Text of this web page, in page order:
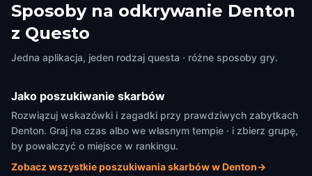
Sposoby na odkrywanie Denton
z Questo
Jedna aplikacja, jeden rodzaj questa · różne sposoby gry.
Jako poszukiwanie skarbów
Rozwiązuj wskazówki i zagadki przy prawdziwych zabytkach
Denton. Graj na czas albo we własnym tempie · i zbierz grupę,
by powalczyć o miejsce w rankingu.
Zobacz wszystkie poszukiwania skarbów w Denton→